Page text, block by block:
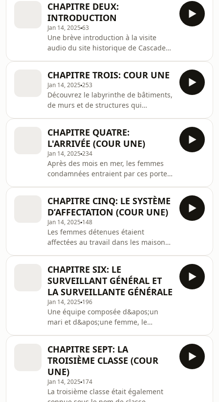
traditionnels des terres sur lesquelles
nous travaillons, et nous rendons
hommage aux anciens aborigènes,
passés et présents. Nous respectons
tous les aborigènes de Tasmanie, leur
culture et leurs droits en tant que
premiers peuples de Lutruwita. Nous
reconnaiss
CHAPITRE DEUX:
INTRODUCTION
Jan 14, 2025 63
Une brève introduction à la visite
audio du site historique de Cascades
recommandons d&apos;écouter ce
chapitre à l&apos;extérieur du centre
d&apos;accueil des visiteurs, sur
votre chemin vers Cour Une.
CHAPITRE TROIS: COUR UNE
Jan 14, 2025 253
Découvrez le labyrinthe de bâtiments,
de murs et de structures qui
Factory.Si vous êtes à Cascades
Female Factory, nous vous
recommandons d&apos;écouter ce
chapitre de Cour Une.
CHAPITRE QUATRE:
L'ARRIVÉE (COUR UNE)
Jan 14, 2025 234
Après des mois en mer, les femmes
condamnées entraient par ces portes
l&apos;Usine des Femmes.Si vous
êtes à l&apos;Usine des Femmes de
Cascades, nous vous recommandons
d&apos;écouter ce chapitre à
l&apos;entrée originale de
l&apos;Usine.
CHAPITRE CINQ: LE SYSTÈME
D’AFFECTATION (COUR UNE)
Jan 14, 2025 148
Les femmes détenues étaient
affectées au travail dans les maisons
êtes à Cascades Female Factory, nous
vous recommandons d&apos;écouter
ce chapitre de la cour de première
classe.
CHAPITRE SIX: LE
SURVEILLANT GÉNÉRAL ET
LA SURVEILLANTE GÉNÉRALE
Jan 14, 2025 196
Une équipe composée d&apos;un
mari et d&apos;une femme, le
l&apos;usine et vivaient sur place
avec leur grande
famille.Avertissement sur le contenu :
ce chapitre traite de la mortalité
infantile.Si vous êtes à Cascades
CHAPITRE SEPT: LA
TROISIÈME CLASSE (COUR
UNE)
Jan 14, 2025 174
La troisième classe était également